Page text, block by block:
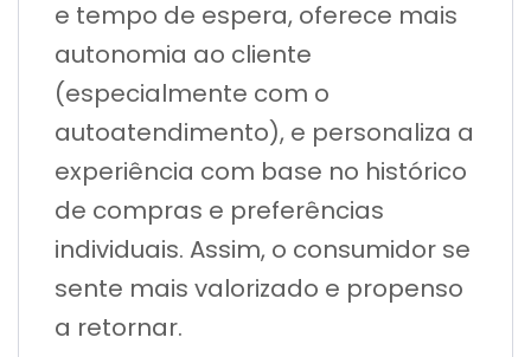
e tempo de espera, oferece mais
autonomia ao cliente
(especialmente com o
autoatendimento), e personaliza a
experiência com base no histórico
de compras e preferências
individuais. Assim, o consumidor se
sente mais valorizado e propenso
a retornar.